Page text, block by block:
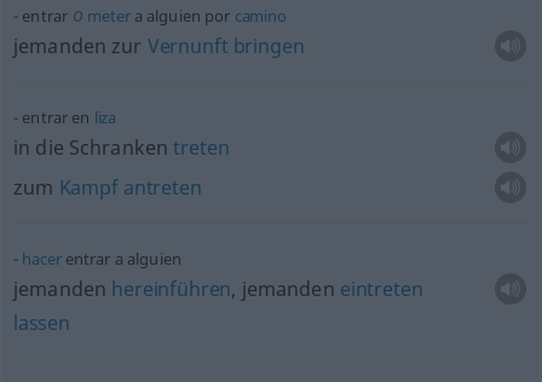
entrar o metera alguien por camino
jemanden zur Vernunft bringen
entrar en liza
in die Schrankentreten
zum Kampf antreten
hacerentrar a alguien
jemanden hereinführen, jemanden eintreten
lassen